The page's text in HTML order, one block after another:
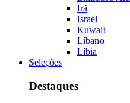
Irã
Israel
Kuwait
Líbano
Líbia
Seleções
Destaques